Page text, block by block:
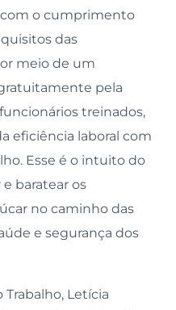
com o cumprimento
das
meio de um
pela
treinados,
eficiência laboral com
Esse é o intuito do
baratear os
no caminho das
e segurança dos
Letícia